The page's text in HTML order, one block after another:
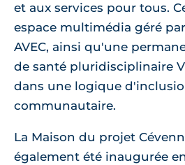
et aux services pour tous.
espace multimédia géré
AVEC, ainsi qu'une
de santé pluridisciplinaire
dans une logique
communautaire.
La Maison du projet
également été inaugurée